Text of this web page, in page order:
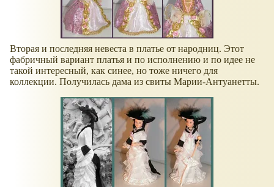
Вторая и последняя невеста в платье от народниц. Этот
фабричный вариант платья и по исполнению и по идее не
такой интересный, как синее, но тоже ничего для
коллекции. Получилась дама из свиты Марии-Антуанетты.